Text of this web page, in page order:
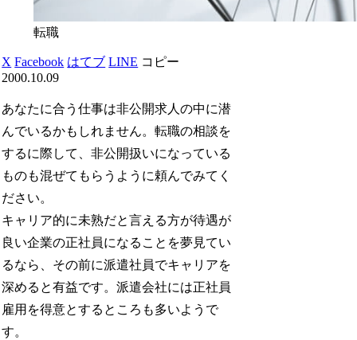
転職
X Facebook はてブ LINE コピー
2000.10.09
あなたに合う仕事は非公開求人の中に潜
んでいるかもしれません。転職の相談を
するに際して、非公開扱いになっている
ものも混ぜてもらうように頼んでみてく
ださい。
キャリア的に未熟だと言える方が待遇が
良い企業の正社員になることを夢見てい
るなら、その前に派遣社員でキャリアを
深めると有益です。派遣会社には正社員
雇用を得意とするところも多いようで
す。